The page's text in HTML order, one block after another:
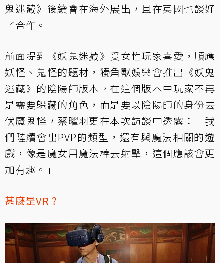
鬼迷藏》後續會在海外展出，且在英國也談好
了合作。
前面提到《妖鬼迷藏》受女性玩家喜愛，順應
妖怪、鬼怪的題材，獨角獸娛樂會推出《妖鬼
迷藏》的陰陽師版本，在這個版本中玩家不再
是需要躲藏的角色，而是要以陰陽師的身份去
伏魔鬼怪，蔡曜羽更在本次訪談中透露：「我
們陸續會出PVP的類型，還有與魔法相關的遊
戲，像是魔女用魔法棒去射擊，這個應該會更
加有趣。」
甚麼是VR？